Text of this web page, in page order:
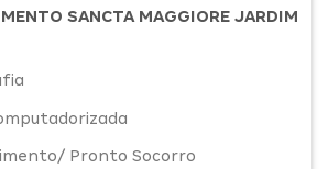
SANCTA MAGGIORE JARDIM
Pronto Socorro